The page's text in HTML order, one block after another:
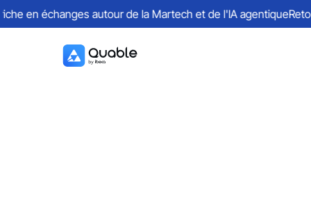
en échanges autour de la Martech et de l'IA agentique